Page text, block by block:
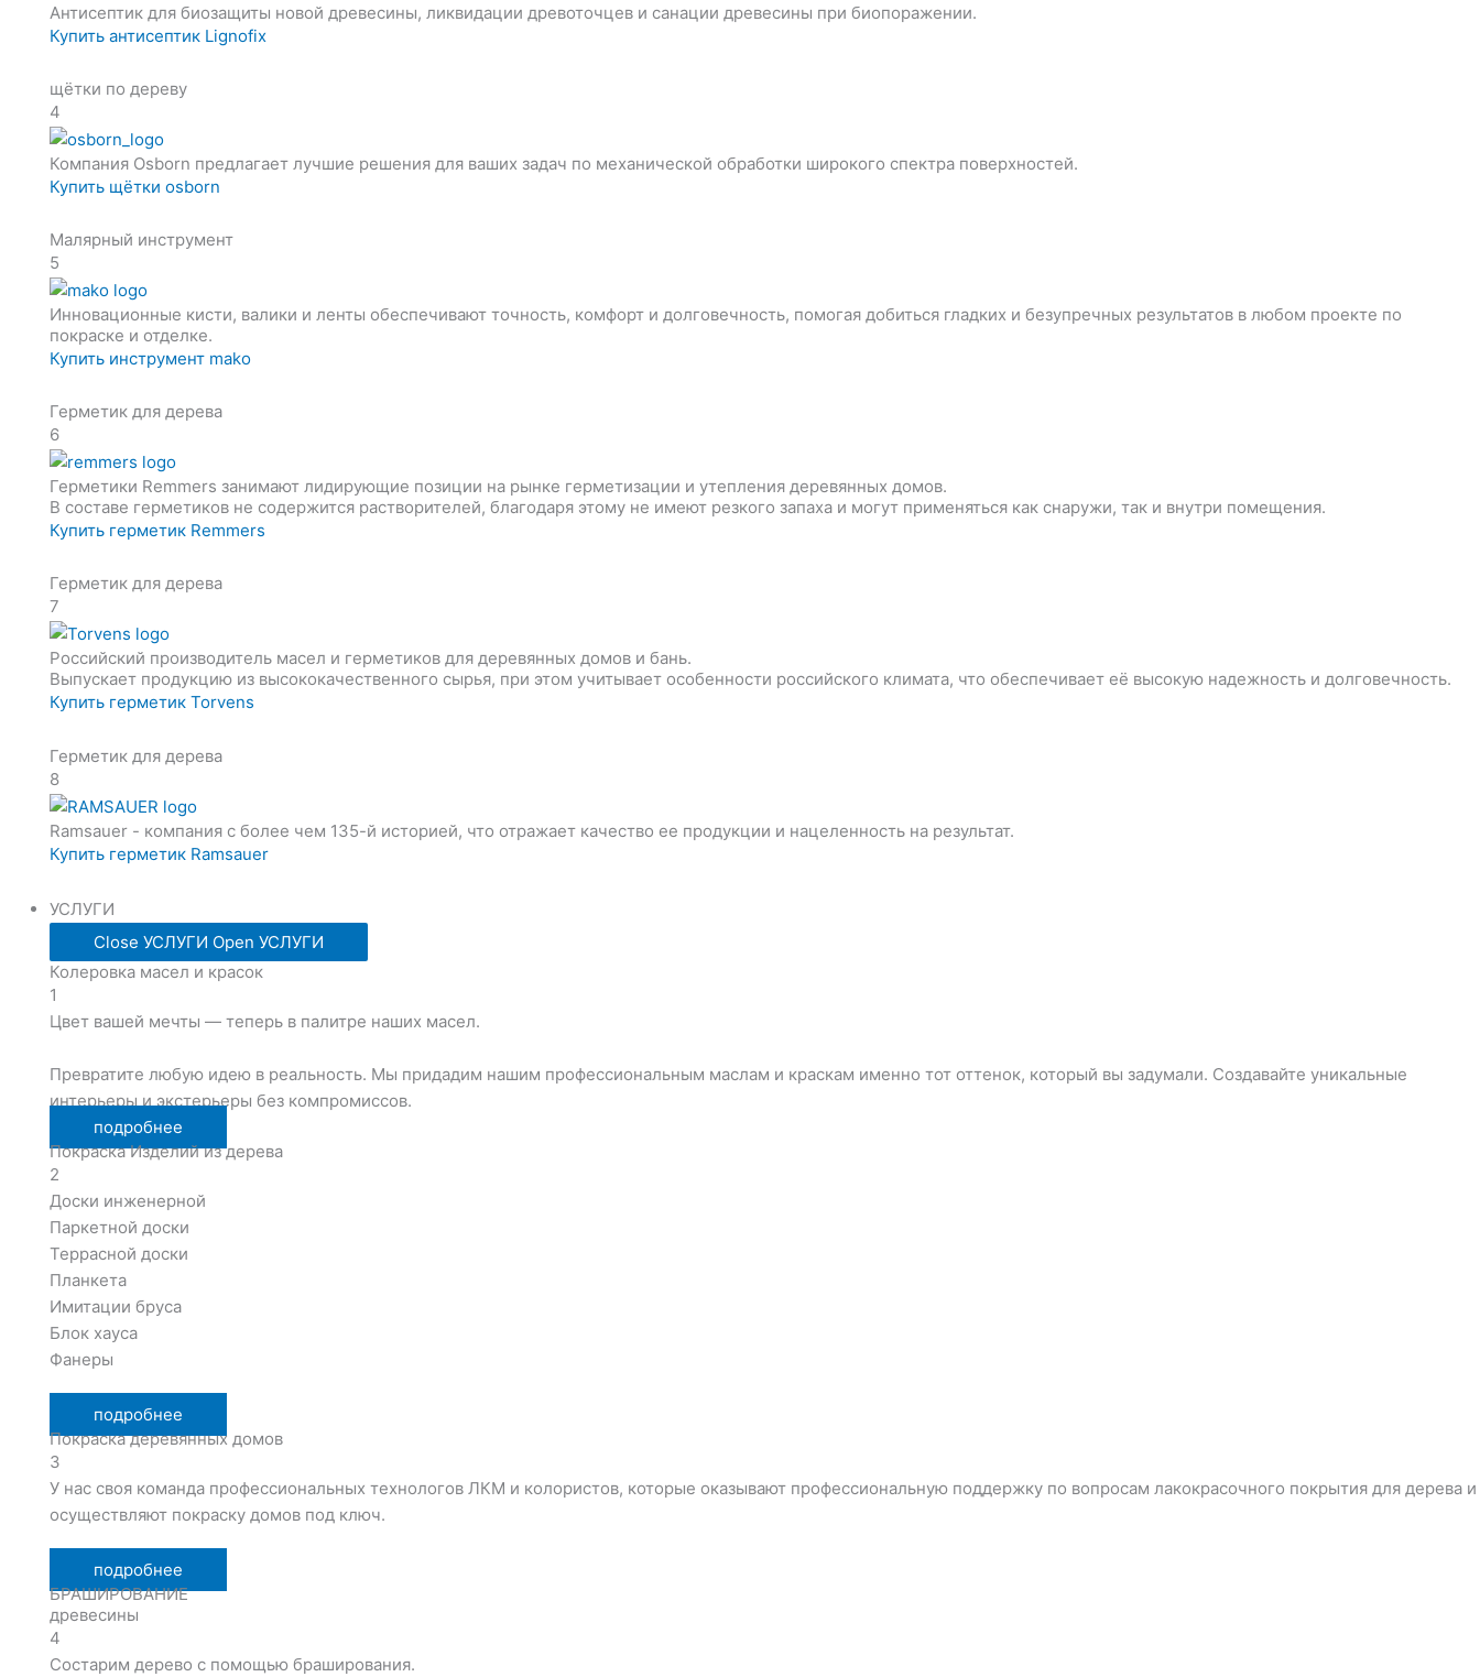
Антисептик для биозащиты новой древесины, ликвидации древоточцев и санации древесины при биопоражении.
Купить антисептик Lignofix
щётки по дереву
4
Компания Osborn предлагает лучшие решения для ваших задач по механической обработки широкого спектра поверхностей.
Купить щётки osborn
Малярный инструмент
5
Инновационные кисти, валики и ленты обеспечивают точность, комфорт и долговечность, помогая добиться гладких и безупречных результатов в любом проекте по
покраске и отделке.
Купить инструмент mako
Герметик для дерева
6
Герметики Remmers занимают лидирующие позиции на рынке герметизации и утепления деревянных домов.
В составе герметиков не содержится растворителей, благодаря этому не имеют резкого запаха и могут применяться как снаружи, так и внутри помещения.
Купить герметик Remmers
Герметик для дерева
7
Российский производитель масел и герметиков для деревянных домов и бань.
Выпускает продукцию из высококачественного сырья, при этом учитывает особенности российского климата, что обеспечивает её высокую надежность и долговечность.
Купить герметик Torvens
Герметик для дерева
8
Ramsauer - компания с более чем 135-й историей, что отражает качество ее продукции и нацеленность на результат.
Купить герметик Ramsauer
УСЛУГИ
Close УСЛУГИ Open УСЛУГИ
Колеровка масел и красок
1
Цвет вашей мечты — теперь в палитре наших масел.
Превратите любую идею в реальность. Мы придадим нашим профессиональным маслам и краскам именно тот оттенок, который вы задумали. Создавайте уникальные
интерьеры и экстерьеры без компромиссов.
подробнее
Покраска Изделий из дерева
2
Доски инженерной
Паркетной доски
Террасной доски
Планкета
Имитации бруса
Блок хауса
Фанеры
подробнее
Покраска деревянных домов
3
У нас своя команда профессиональных технологов ЛКМ и колористов, которые оказывают профессиональную поддержку по вопросам лакокрасочного покрытия для дерева и
осуществляют покраску домов под ключ.
подробнее
БРАШИРОВАНИЕ
древесины
4
Состарим дерево с помощью браширования.